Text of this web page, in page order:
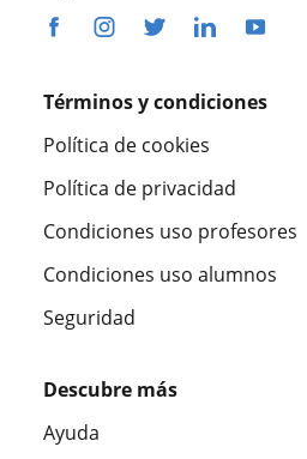
Términos y condiciones
Política de cookies
Política de privacidad
Condiciones uso profesores
Condiciones uso alumnos
Seguridad
Descubre más
Ayuda